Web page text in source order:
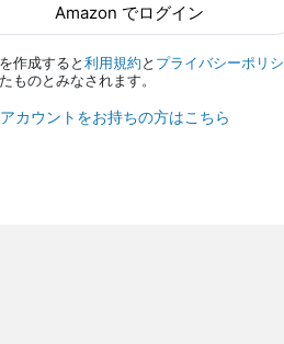
Amazon でログイン
作成すると 利用規約 と プライバシーポリシ
ものとみなされます。
カウントをお持ちの方はこちら